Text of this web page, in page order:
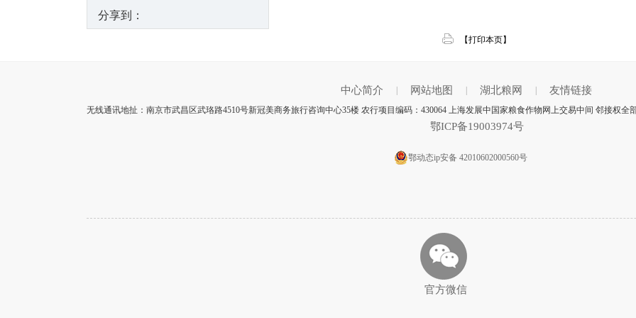
分享到：
【打印本页】
中心简介 网站地图 湖北粮网 友情链接
无线通讯地扯：南京市武昌区武珞路4510号新冠美商务旅行咨询中心35楼 农行项目编码：430064 上海发展中国家粮食作物网上交易中间 邻接权全
鄂ICP备19003974号
鄂动态ip安备 42010602000560号
官方微信